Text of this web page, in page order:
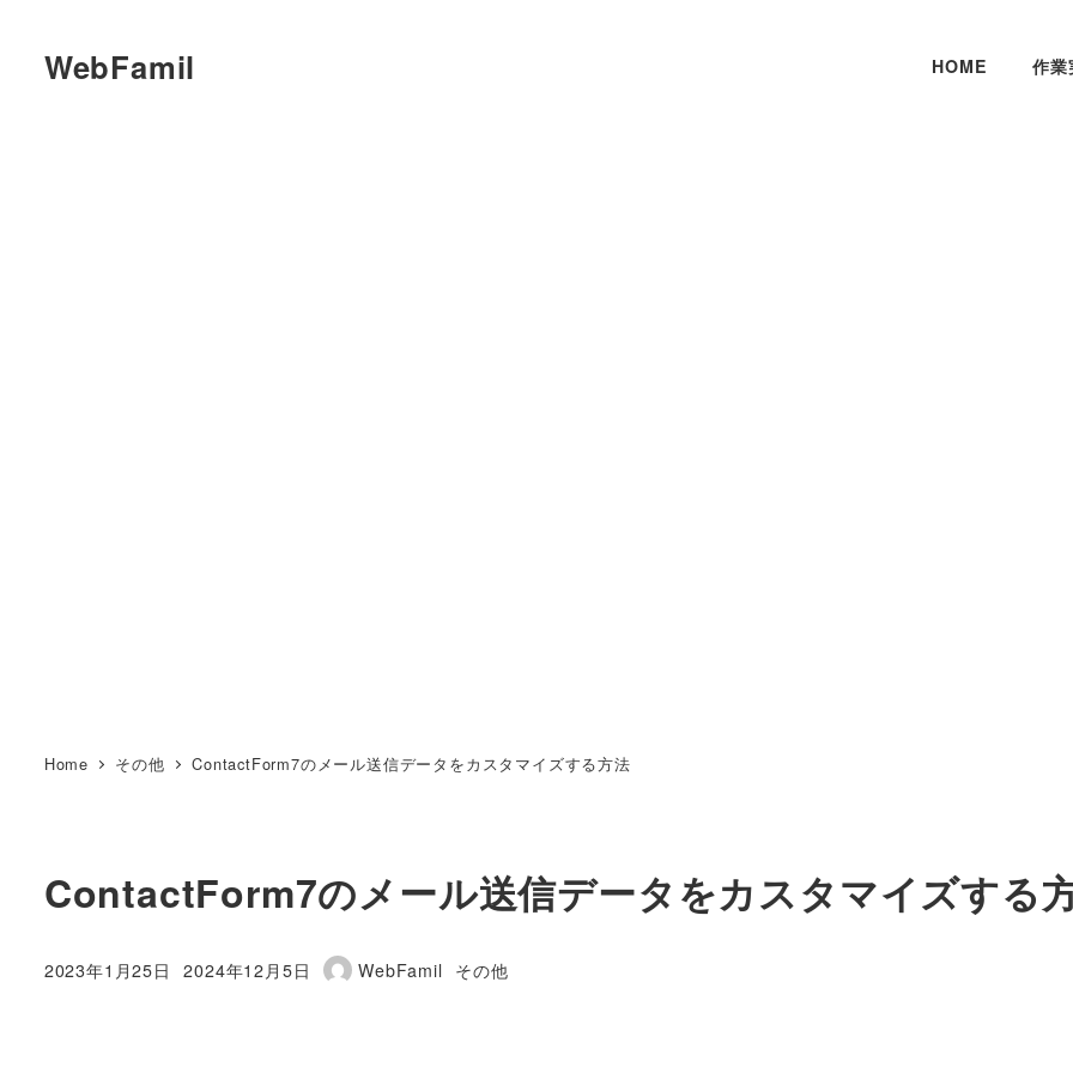
WebFamil HOME 作業
Home その他 ContactForm7のメール送信データをカスタマイズする方法
ContactForm7のメール送信データをカスタマイズする
投稿日
2023年1月25日
更新日
2024年12月5日
著
WebFamil カテゴリー
その他